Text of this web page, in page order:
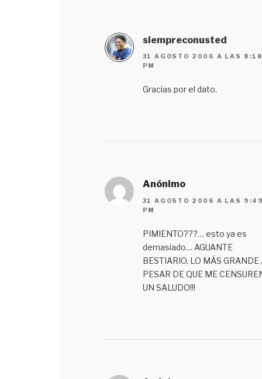
siempreconusted
31 AGOSTO 2006 A LAS
PM
Gracias por el dato.
Anónimo
31 AGOSTO 2006 A LAS
PM
PIMIENTO???… esto ya es
demasiado… AGUANTE
BESTIARIO, LO MÁS GRANDE
PESAR DE QUE ME
UN SALUDO!!!